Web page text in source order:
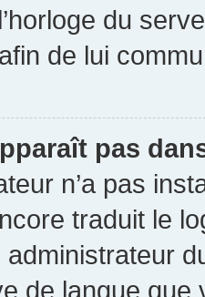
du
de lui
pas
n’a pas
traduit le
de langue